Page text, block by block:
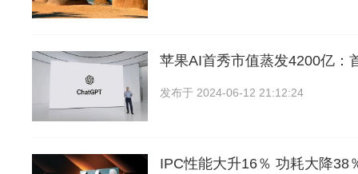
苹果AI首秀市值蒸发4200亿：
发布于 2024-06-12 21:12:24
IPC性能大升16％ 功耗大降38